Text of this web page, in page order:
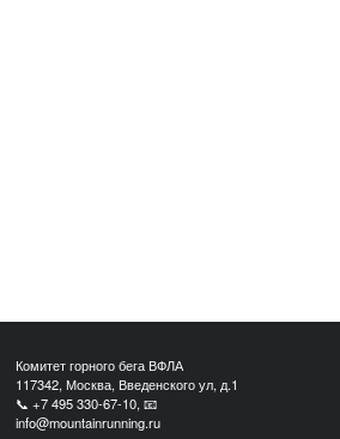
Комитет горного бега ВФЛА
117342, Москва, Введенского ул, д.1
📞+7 495 330-67-10, 📧
info@mountainrunning.ru